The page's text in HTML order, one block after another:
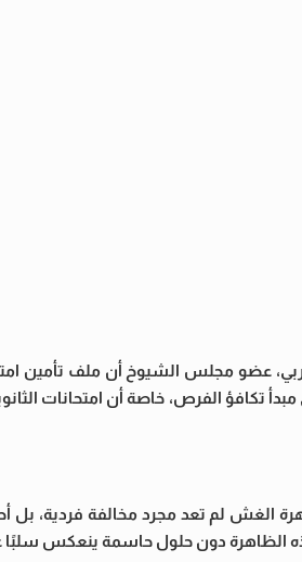
عضو مجلس الشيوخ أن ملف
تكافؤ الفرص، خاصة أن امتحانات
الغش لم تعد مجرد مخالفة فردية، بل
الظاهرة دون حلول حاسمة ينعكس سلبًا